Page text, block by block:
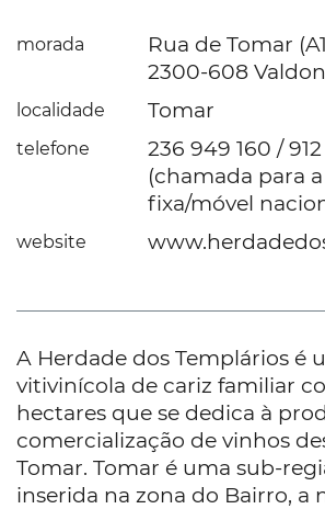
morada
Rua de Tomar
2300-608
localidade Tomar
telefone
236 949 160 /
(chamada para
fixa/móvel
website
A Herdade dos Templários é
vitivinícola de cariz familiar
hectares que se dedica à
comercialização de vinhos
Tomar. Tomar é uma sub-
inserida na zona do Bairro, a